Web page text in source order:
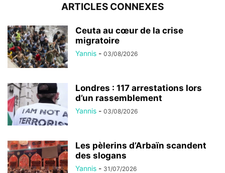
ARTICLES CONNEXES
Ceuta au cœur de la crise
migratoire
Yannis - 03/08/2026
Londres : 117 arrestations lors
d’un rassemblement
Yannis - 03/08/2026
Les pèlerins d’Arbaïn scandent
des slogans
Yannis - 31/07/2026